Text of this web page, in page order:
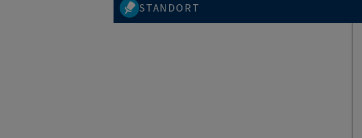
STANDORT